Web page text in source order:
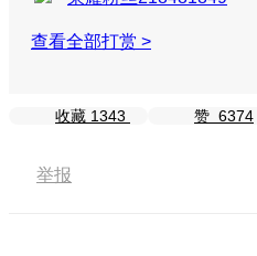
查看全部打赏 >
收藏 1343 赞 6374
举报